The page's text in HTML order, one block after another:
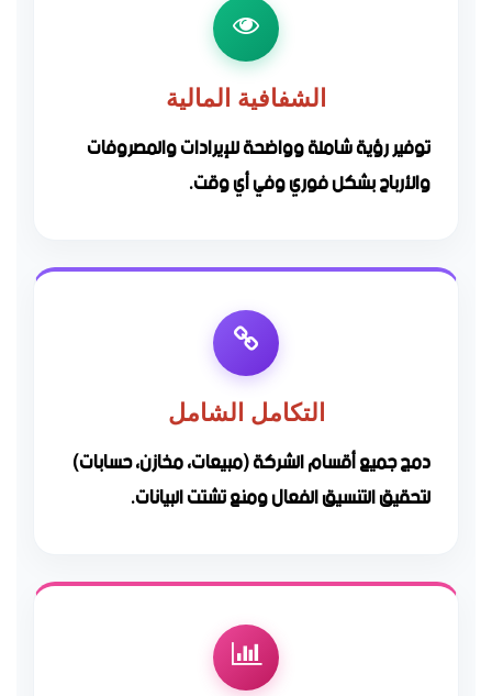
الشفافية المالية
توفير رؤية شاملة وواضحة للإيرادات والمصروفات
والأرباح بشكل فوري وفي أي وقت.
التكامل الشامل
دمج جميع أقسام الشركة (مبيعات، مخازن، حسابات)
لتحقيق التنسيق الفعال ومنع تشتت البيانات.